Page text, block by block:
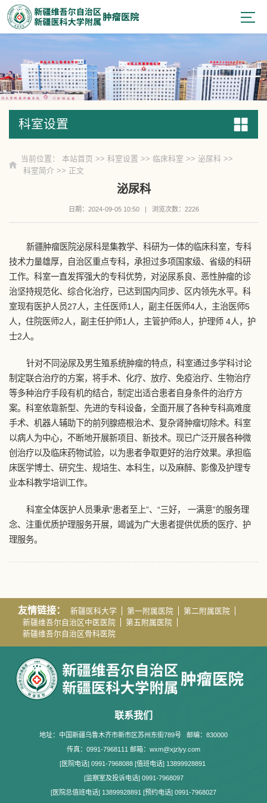
科室设置
科室设置
当前位置： 本站首页 >> 科室设置 >> 临床科室 >> 泌尿科 >>
科室简介 >> 正文
泌尿科
日期：2024-09-05 10:50| 浏览次数： 2226
新疆肿瘤医院泌尿科是集教学、科研为一体的临床科室，专科
技术力量雄厚，自治区重点专科，承担过多项国家级、省级的科研
工作。科室一直发挥强大的专科优势，对泌尿系良、恶性肿瘤的诊
治坚持规范化、综合化治疗，已达到国内同步、区内领先水平。科
室现有医护人员27人，主任医师1人，副主任医师4人，主治医师5
人，住院医师2人，副主任护师1人，主管护师8人，护理师 4人，护
士2人。
针对不同泌尿及男生殖系统肿瘤的特点，科室通过多学科讨论
制定联合治疗的方案，将手术、化疗、放疗、免疫治疗、生物治疗
等多种治疗手段有机的结合，制定出适合患者自身条件的治疗方
案。科室依靠新型、先进的专科设备，全面开展了各种专科高难度
手术、机器人辅助下的前列腺癌根治术、复杂肾肿瘤切除术。科室
以病人为中心，不断地开展新项目、新技术。现已广泛开展各种微
创治疗以及临床药物试验，以为患者争取更好的治疗效果。承担临
床医学博士、研究生、规培生、本科生，以及麻醉、影像及护理专
业本科教学培训工作。
科室全体医护人员秉承“患者至上”、“三好， 一满意”的服务理
念、注重优质护理服务开展，竭诚为广大患者提供优质的医疗、护
理服务。
友情链接： 新疆医科大学 第一附属医院
第二附属医院
新疆维吾尔自治区中医医院
第五附属医院
新疆维吾尔自治区骨科医院
联系我们
地址：中国新疆乌鲁木齐市新市区苏州东街789号 邮编：830000
传真：0991-7968111 邮箱：wxm@xjzlyy.com
[医院电话] 0991-7968088 [值班电话] 13899928891
[监察室及投诉电话] 0991-7968097
[医院总值班电话] 13899928891 [预约电话] 0991-7968027